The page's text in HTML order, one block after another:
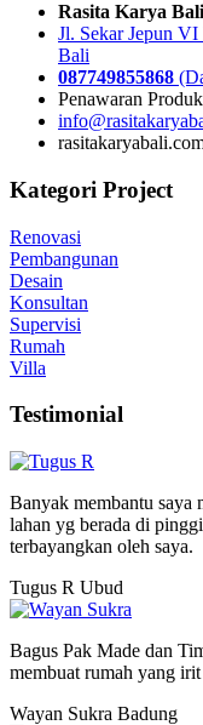
Rasita Karya Bali
Jl. Sekar Jepun
Bali
087749855868
Penawaran
Kategori Project
Renovasi
Pembangunan
Desain
Konsultan
Supervisi
Rumah
Villa
Testimonial
Banyak membantu saya
lahan yg berada di
terbayangkan oleh saya.
Tugus R Ubud
Bagus Pak Made dan
membuat rumah yang
Wayan Sukra Badung